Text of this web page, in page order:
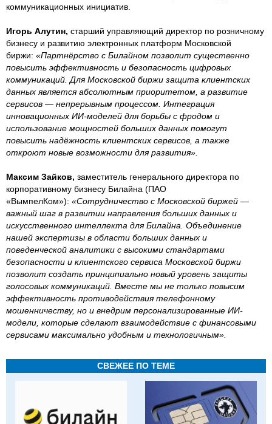
коммуникационных инициатив.
Игорь Алутин, старший управляющий директор по розничному
бизнесу и развитию электронных платформ Московской
биржи: «Партнёрство с Билайном позволит существенно
повысить эффективность и безопасность цифровых
коммуникаций. Для Московской биржи защита клиентских
данных является абсолютным приоритетом, а развитие
сервисов — непрерывным процессом. Интеграция
инновационных ИИ-моделей для борьбы с фродом и
использование мощностей больших данных помогут
повысить надёжность клиентских сервисов, а также
откроют новые возможности для развития».
Максим Зайков, заместитель генерального директора по
корпоративному бизнесу Билайна (ПАО
«ВымпелКом»): «Сотрудничество с Московской биржей —
важный шаг в развитии направления больших данных и
искусственного интеллекта для Билайна . Объединение
нашей экспертизы в области больших данных и
поведенческой аналитики с высокими стандартами
безопасности и клиентского сервиса Московской биржи
позволит создать принципиально новый уровень защиты
голосовых коммуникаций. Вместе мы не только повысим
эффективность противодействия телефонному
мошенничеству, но и внедрим персонализированные ИИ-
модели, которые сделают взаимодействие с финансовыми
сервисами максимально удобным и технологичным».
СВЕЖЕЕ ПО ТЕМЕ